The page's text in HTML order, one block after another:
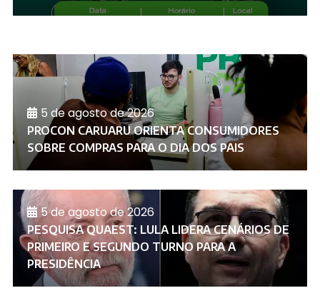
5 de agosto de 2026
PROCON CARUARU ORIENTA CONSUMIDORES
SOBRE COMPRAS PARA O DIA DOS PAIS
5 de agosto de 2026
PESQUISA QUAEST: LULA LIDERA CENÁRIOS DE
PRIMEIRO E SEGUNDO TURNO PARA A
PRESIDÊNCIA